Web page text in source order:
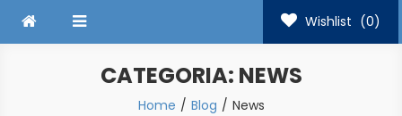
Wishlist (0)
CATEGORIA: NEWS
Home Blog News